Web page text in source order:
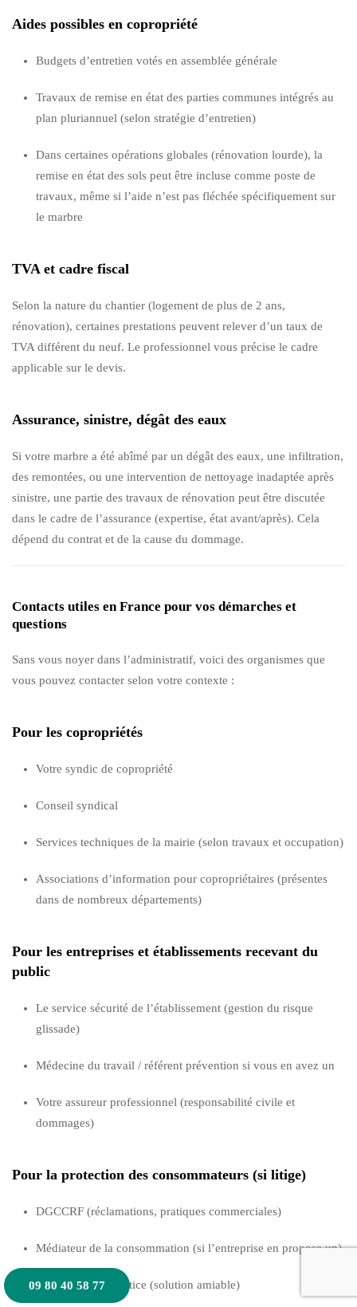
Aides possibles en copropriété
Budgets d’entretien votés en assemblée générale
Travaux de remise en état des parties communes intégrés au
plan pluriannuel (selon stratégie d’entretien)
Dans certaines opérations globales (rénovation lourde), la
remise en état des sols peut être incluse comme poste de
travaux, même si l’aide n’est pas fléchée spécifiquement sur
le marbre
TVA et cadre fiscal
Selon la nature du chantier (logement de plus de 2 ans,
rénovation), certaines prestations peuvent relever d’un taux de
TVA différent du neuf. Le professionnel vous précise le cadre
applicable sur le devis.
Assurance, sinistre, dégât des eaux
Si votre marbre a été abîmé par un dégât des eaux, une infiltration,
des remontées, ou une intervention de nettoyage inadaptée après
sinistre, une partie des travaux de rénovation peut être discutée
dans le cadre de l’assurance (expertise, état avant/après). Cela
dépend du contrat et de la cause du dommage.
Contacts utiles en France pour vos démarches et
questions
Sans vous noyer dans l’administratif, voici des organismes que
vous pouvez contacter selon votre contexte :
Pour les copropriétés
Votre syndic de copropriété
Conseil syndical
Services techniques de la mairie (selon travaux et occupation)
Associations d’information pour copropriétaires (présentes
dans de nombreux départements)
Pour les entreprises et établissements recevant du
public
Le service sécurité de l’établissement (gestion du risque
glissade)
Médecine du travail / référent prévention si vous en avez un
Votre assureur professionnel (responsabilité civile et
dommages)
Pour la protection des consommateurs (si litige)
DGCCRF (réclamations, pratiques commerciales)
Médiateur de la consommation (si l’entreprise en propose un)
Conciliateur de justice (solution amiable)
09 80 40 58 77